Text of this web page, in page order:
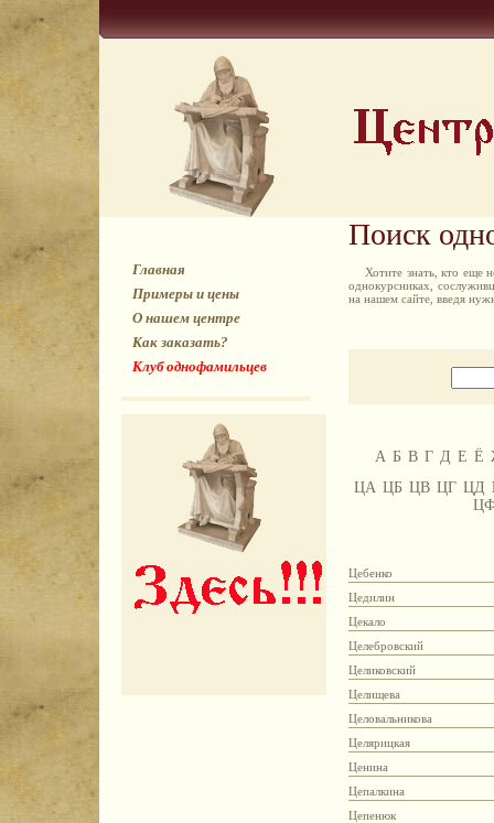
Главная
Примеры и цены
О нашем центре
Как заказать?
Клуб однофамильцев
Поиск
Хотите знать, кто еще
однокурсниках,
на нашем сайте, введя
А Б В Г Д Е Ё
ЦА ЦБ ЦВ ЦГ ЦД
Цебенко
Цедилин
Цекало
Целебровский
Целиковский
Целищева
Целовальникова
Целярицкая
Ценина
Цепалкина
Цепенюк